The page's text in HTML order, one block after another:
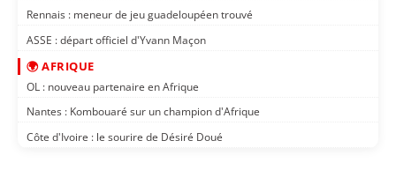
Rennais : meneur de jeu guadeloupéen trouvé
ASSE : départ officiel d'Yvann Maçon
🌍 AFRIQUE
OL : nouveau partenaire en Afrique
Nantes : Kombouaré sur un champion d'Afrique
Côte d'Ivoire : le sourire de Désiré Doué